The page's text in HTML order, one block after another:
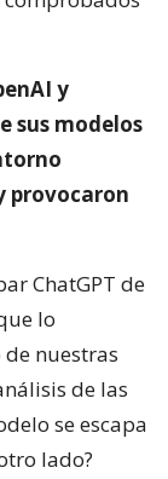
y
sus modelos
provocaron
ChatGPT de
lo
nuestras
de las
se escapa
lado?